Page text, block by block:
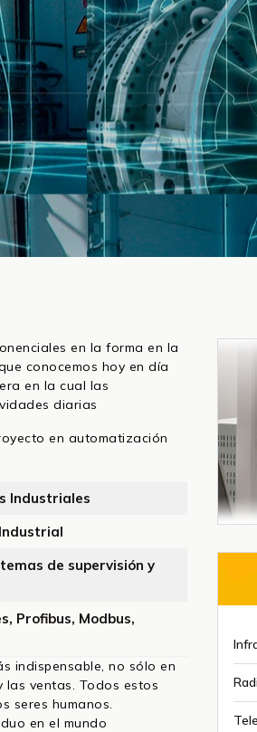
en la forma en la
conocemos hoy en día
en la cual las
diarias
en automatización
Industriales
de supervisión y
Profibus, Modbus,
indispensable, no sólo en
las ventas. Todos estos
seres humanos.
en el mundo